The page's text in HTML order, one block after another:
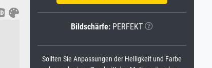
Bildschärfe: PERFEKT
Sollten Sie Anpassungen der Helligkeit und Farbe